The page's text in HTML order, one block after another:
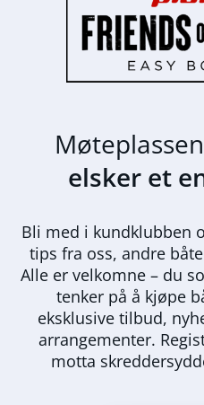
elsker et
Bli med i kundklubben
tips fra oss, andre
Alle er velkomne – du
tenker på å kjøpe
eksklusive tilbud,
arrangementer.
motta